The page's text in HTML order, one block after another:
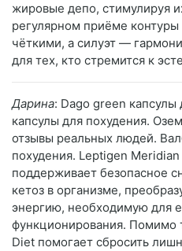
жировые депо, стимулируя
регулярном приёме контуры
чёткими, а силуэт —
для тех, кто стремится к
Дарина: Dago green капсулы
капсулы для похудения.
отзывы реальных людей.
похудения. Leptigen
поддерживает безопасное
кетоз в организме,
энергию, необходимую для
функционирования. Помимо
Diеt помогает сбросить